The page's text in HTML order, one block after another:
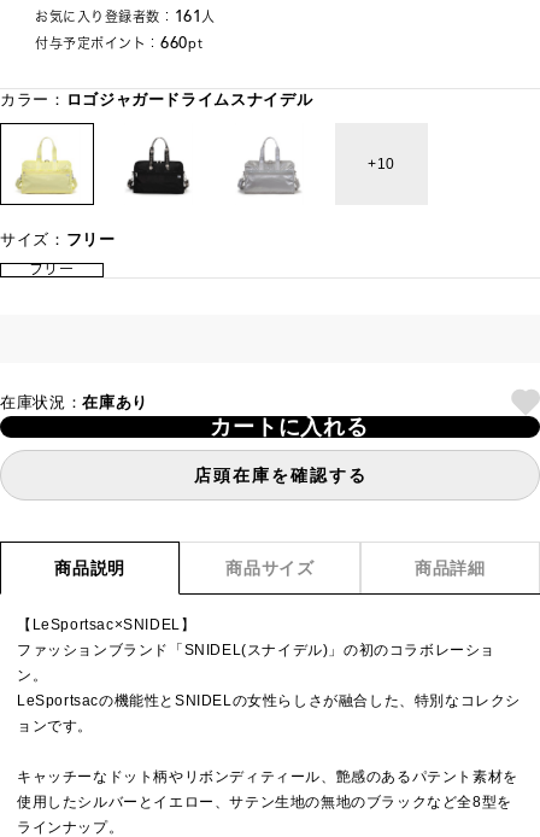
お気に入り登録者数： 161 人
付与予定ポイント： 660pt
カラー： ロゴジャガードライムスナイデル
10
サイズ： フリー
フリー
在庫状況：在庫あり
カートに入れる
店頭在庫を確認する
商品説明 商品サイズ 商品詳細
【LeSportsac×SNIDEL】
ファッションブランド「SNIDEL(スナイデル)」の初のコラボレーショ
ン。
LeSportsacの機能性とSNIDELの女性らしさが融合した、特別なコレクシ
ョンです。
キャッチーなドット柄やリボンディティール、艶感のあるパテント素材を
使用したシルバーとイエロー、サテン生地の無地のブラックなど全8型を
ラインナップ。